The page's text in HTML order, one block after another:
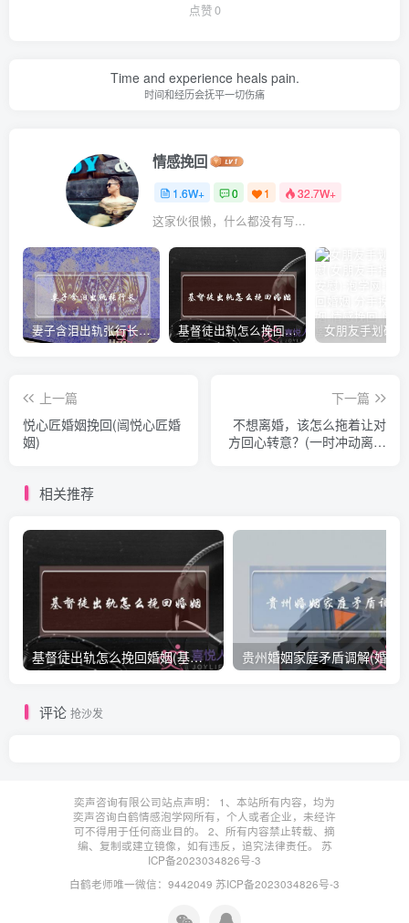
点赞0
Time and experience heals pain.
时间和经历会抚平一切伤痛
情感挽回
1.6W+ 0 1 32.7W+
这家伙很懒，什么都没有写...
妻子含泪出轨张行长 她说全都是因为家中 基督徒出轨怎么挽回婚姻(基督徒面对出轨婚姻)
上一篇
悦心匠婚姻挽回(闿悦心匠婚
姻)
下一篇
不想离婚，该怎么拖着让对
方回心转意？(一时冲动离婚
相关推荐
基督徒出轨怎么挽回婚姻(基督徒面对出轨婚姻)
评论 抢沙发
奕声咨询有限公司站点声明： 1、本站所有内容，均为
奕声咨询白鹤情感泡学网所有，个人或者企业，未经许
可不得用于任何商业目的。 2、所有内容禁止转载、摘
编、复制或建立镜像，如有违反，追究法律责任。 苏
ICP备2023034826号-3
白鹤老师唯一微信：9442049 苏ICP备2023034826号-3